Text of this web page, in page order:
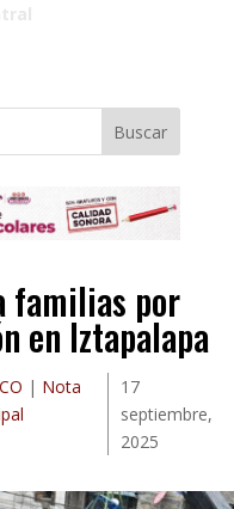
Buscar
familias por
en Iztapalapa
| Nota
17
septiembre,
2025